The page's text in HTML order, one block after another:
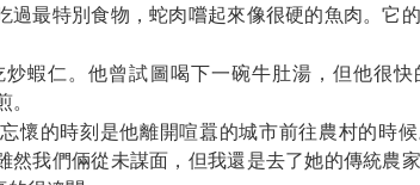
過最特別食物，蛇肉嚐起來像很硬的魚肉。它
蝦仁。他曾試圖喝下一碗牛肚湯，但他很
懷的時刻是他離開喧囂的城市前往農村的時
然我們倆從未謀面，但我還是去了她的傳統農